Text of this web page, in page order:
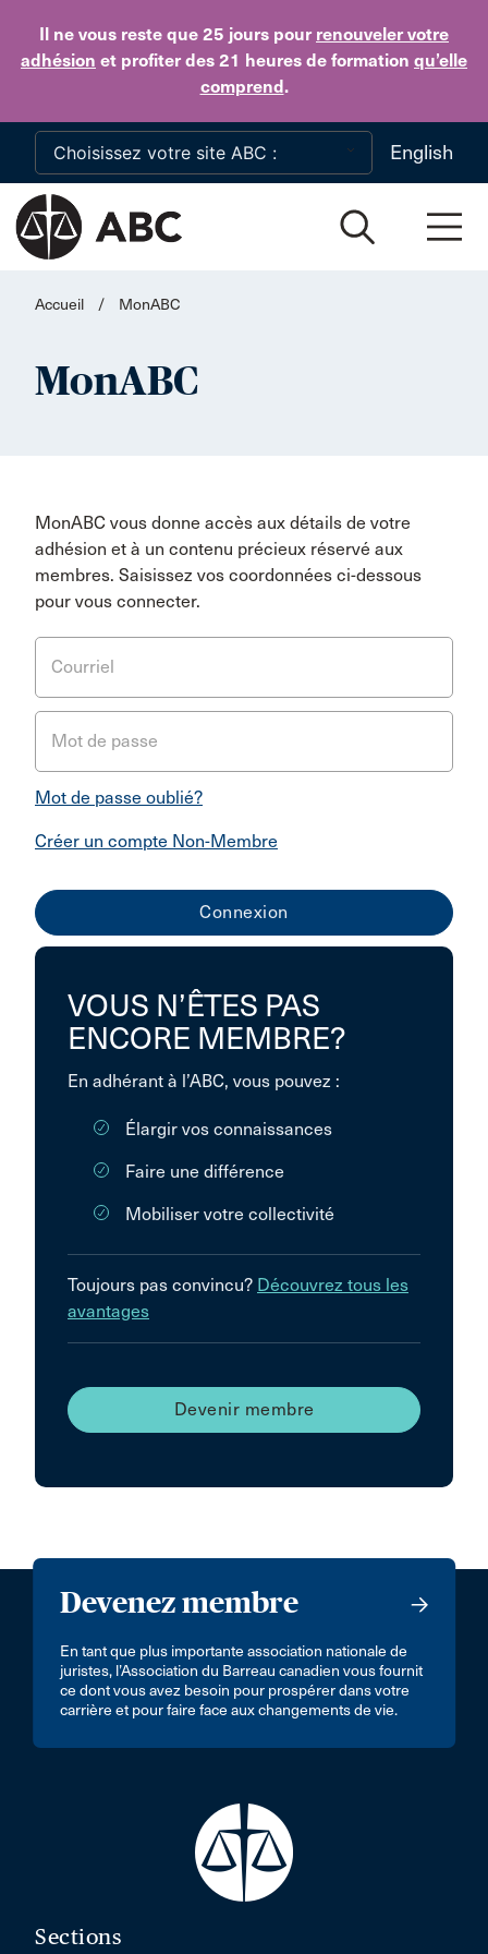
Il ne vous reste que 25 jours pour renouveler votre
adhésion et profiter des 21 heures de formation qu’elle
comprend.
Skip to main content
English
Accueil / MonABC
MonABC
MonABC vous donne accès aux détails de votre
adhésion et à un contenu précieux réservé aux
membres. Saisissez vos coordonnées ci-dessous
pour vous connecter.
Courriel
Mot de passe
Mot de passe oublié?
Créer un compte Non-Membre
VOUS N’ÊTES PAS
ENCORE MEMBRE?
En adhérant à l’ABC, vous pouvez :
Élargir vos connaissances
Faire une différence
Mobiliser votre collectivité
Toujours pas convincu? Découvrez tous les
avantages
Devenir membre
Devenez membre
En tant que plus importante association nationale de
juristes, l’Association du Barreau canadien vous fournit
ce dont vous avez besoin pour prospérer dans votre
carrière et pour faire face aux changements de vie.
Sections